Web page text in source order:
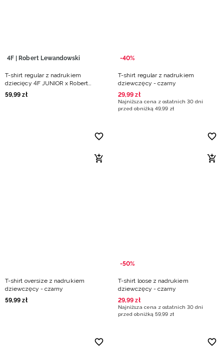
4F | Robert Lewandowski
T-shirt regular z nadrukiem
dziecięcy 4F JUNIOR x Robert
Lewandowski - czarny
59,99 zł
-40%
T-shirt regular z nadrukiem
dziewczęcy - czarny
29,99 zł
Najniższa cena z ostatnich 30 dni
przed obniżką 49,99 zł
T-shirt oversize z nadrukiem
dziewczęcy - czarny
59,99 zł
-50%
T-shirt loose z nadrukiem
dziewczęcy - czarny
29,99 zł
Najniższa cena z ostatnich 30 dni
przed obniżką 59,99 zł